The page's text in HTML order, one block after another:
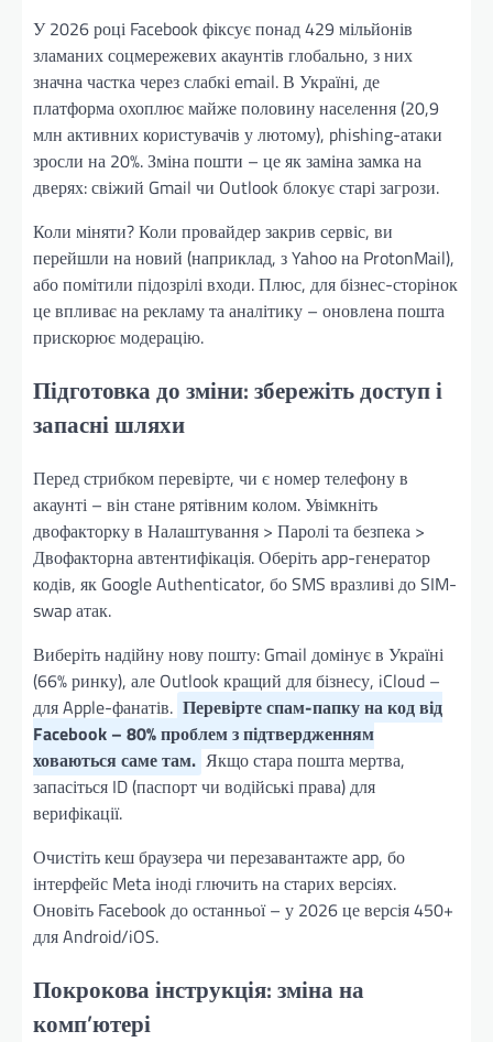
У 2026 році Facebook фіксує понад 429 мільйонів
зламаних соцмережевих акаунтів глобально, з них
значна частка через слабкі email. В Україні, де
платформа охоплює майже половину населення (20,9
млн активних користувачів у лютому), phishing-атаки
зросли на 20%. Зміна пошти – це як заміна замка на
дверях: свіжий Gmail чи Outlook блокує старі загрози.
Коли міняти? Коли провайдер закрив сервіс, ви
перейшли на новий (наприклад, з Yahoo на ProtonMail),
або помітили підозрілі входи. Плюс, для бізнес-сторінок
це впливає на рекламу та аналітику – оновлена пошта
прискорює модерацію.
Підготовка до зміни: збережіть доступ і
запасні шляхи
Перед стрибком перевірте, чи є номер телефону в
акаунті – він стане рятівним колом. Увімкніть
двофакторку в Налаштування > Паролі та безпека >
Двофакторна автентифікація. Оберіть app-генератор
кодів, як Google Authenticator, бо SMS вразливі до SIM-
swap атак.
Виберіть надійну нову пошту: Gmail домінує в Україні
(66% ринку), але Outlook кращий для бізнесу, iCloud –
для Apple-фанатів. Перевірте спам-папку на код від
Facebook – 80% проблем з підтвердженням
ховаються саме там. Якщо стара пошта мертва,
запасіться ID (паспорт чи водійські права) для
верифікації.
Очистіть кеш браузера чи перезавантажте app, бо
інтерфейс Meta іноді глючить на старих версіях.
Оновіть Facebook до останньої – у 2026 це версія 450+
для Android/iOS.
Покрокова інструкція: зміна на
комп’ютері